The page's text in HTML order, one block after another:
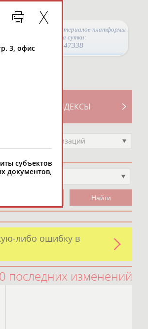
Просмотры материалов платформы
за сутки:
47338
СВОДНЫЕ ИНДЕКСЫ
другой тип организаций
либо ошибку в
последних изменений
3, офис
субъектов
документов,